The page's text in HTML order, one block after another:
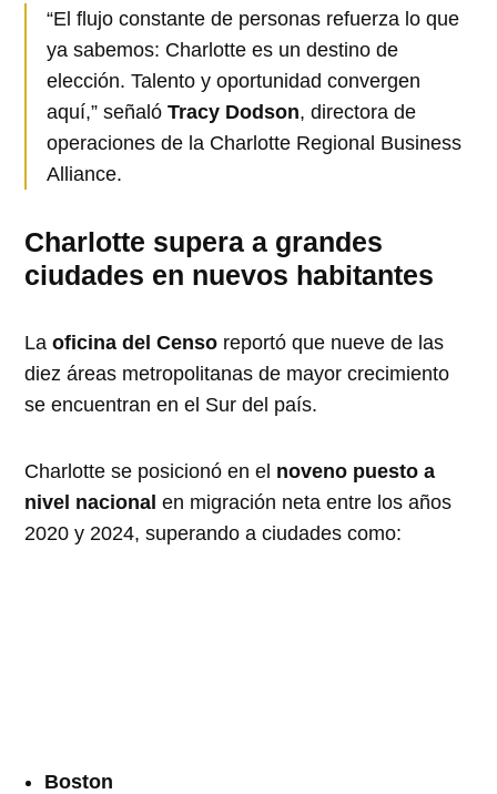
“El flujo constante de personas refuerza lo que
ya sabemos: Charlotte es un destino de
elección. Talento y oportunidad convergen
aquí,” señalóTracy Dodson, directora de
operaciones de la Charlotte Regional Business
Alliance.
Charlotte supera a grandes
ciudades en nuevos habitantes
Laoficina del Censo reportó que nueve de las
diez áreas metropolitanas de mayor crecimiento
se encuentran en el Sur del país.
Charlotte se posicionó en el noveno puesto a
nivel nacional en migración neta entre los años
2020 y 2024, superando a ciudades como:
Boston